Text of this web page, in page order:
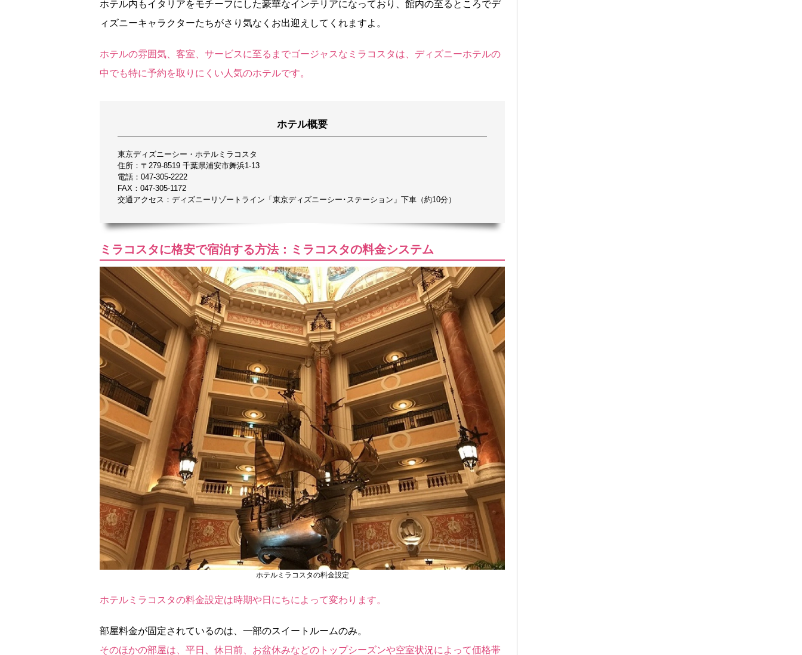
ホテル内もイタリアをモチーフにした豪華なインテリアになっており、館内の至るところでデ
ィズニーキャラクターたちがさり気なくお出迎えしてくれますよ。
ホテルの雰囲気、客室、サービスに至るまでゴージャスなミラコスタは、ディズニーホテルの
中でも特に予約を取りにくい人気のホテルです。
ホテル概要
東京ディズニーシー・ホテルミラコスタ
住所：〒279-8519 千葉県浦安市舞浜1-13
電話：047-305-2222
FAX：047-305-1172
交通アクセス：ディズニーリゾートライン「東京ディズニーシー･ステーション」下車（約10分）
ミラコスタに格安で宿泊する方法：ミラコスタの料金システム
ホテルミラコスタの料金設定
ホテルミラコスタの料金設定は時期や日にちによって変わります。
部屋料金が固定されているのは、一部のスイートルームのみ。
そのほかの部屋は、平日、休日前、お盆休みなどのトップシーズンや空室状況によって価格帯